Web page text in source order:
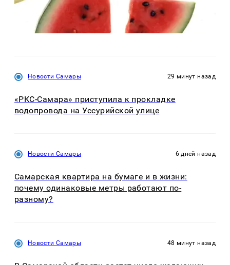
Новости Самары 29 минут назад
«РКС-Самара» приступила к прокладке
водопровода на Уссурийской улице
Новости Самары 6 дней назад
Самарская квартира на бумаге и в жизни:
почему одинаковые метры работают по-
разному?
Новости Самары 48 минут назад